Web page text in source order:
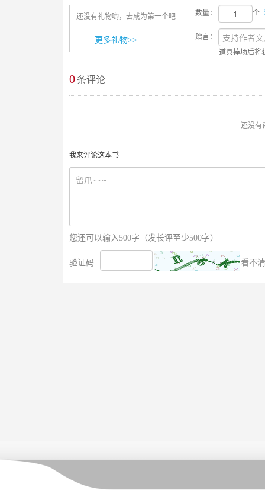
还没有礼物哟，去成为第一个吧
更多礼物>>
数量： 个
赠言：
道具捧场后将
0条评论
还没有
我来评论这本书
您还可以输入500字（发长评至少500字）
验证码 看不